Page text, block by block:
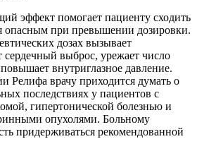
эффект помогает пациенту сходить
опасным при превышении дозировки.
дозах вызывает
выброс, урежает число
внутриглазное давление.
Релифа врачу приходится думать о
последствиях у пациентов с
гипертонической болезнью и
опухолями. Больному
придерживаться рекомендованной